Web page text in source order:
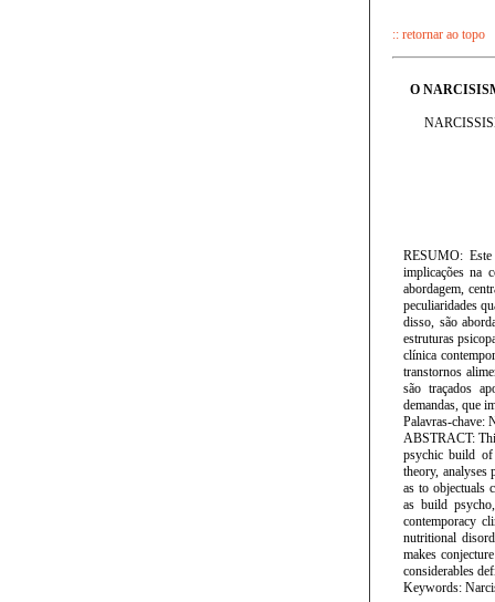
:: retornar ao topo
O
RESUMO:
implicações na
abordagem,
peculiaridades
disso, são
estruturas
clínica
transtornos
são traçados
demandas, que
Palavras-chave:
ABSTRACT:
psychic build of
theory, analyses
as to objectuals
as build
contemporacy
nutritional
makes
considerables
Keywords: